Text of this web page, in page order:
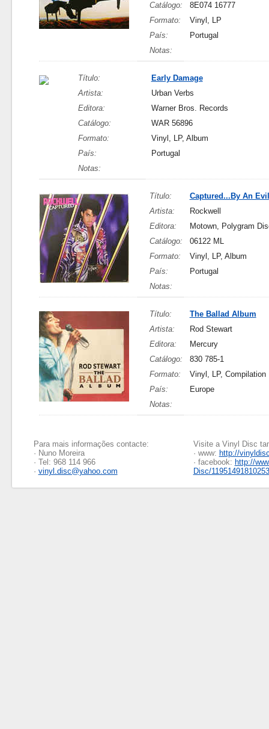
Catálogo:
8E074 16777
Formato:
Vinyl, LP
País:
Portugal
Notas:
Título:
Early Damage
Artista:
Urban Verbs
Editora:
Warner Bros. Records
Catálogo:
WAR 56896
Formato:
Vinyl, LP, Album
País:
Portugal
Notas:
Título:
Captured...By An
Artista:
Rockwell
Editora:
Motown, Polygram
Catálogo:
06122 ML
Formato:
Vinyl, LP, Album
País:
Portugal
Notas:
Título:
The Ballad Album
Artista:
Rod Stewart
Editora:
Mercury
Catálogo:
830 785-1
Formato:
Vinyl, LP, Compilation
País:
Europe
Notas:
Para mais informações contacte:
· Nuno Moreira
· Tel: 968 114 966
· vinyl.disc@yahoo.com
Visite a Vinyl Disc
· www: http://
· facebook: http://
Disc/